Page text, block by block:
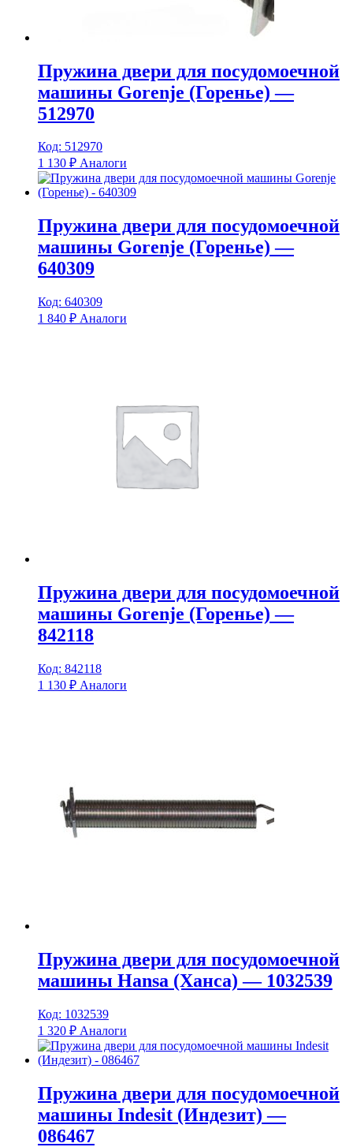
Пружина двери для посудомоечной
машины Gorenje (Горенье) —
512970
Код: 512970
1 130 ₽ Аналоги
Пружина двери для посудомоечной
машины Gorenje (Горенье) —
640309
Код: 640309
1 840 ₽ Аналоги
Пружина двери для посудомоечной
машины Gorenje (Горенье) —
842118
Код: 842118
1 130 ₽ Аналоги
Пружина двери для посудомоечной
машины Hansa (Ханса) — 1032539
Код: 1032539
1 320 ₽ Аналоги
Пружина двери для посудомоечной
машины Indesit (Индезит) —
086467